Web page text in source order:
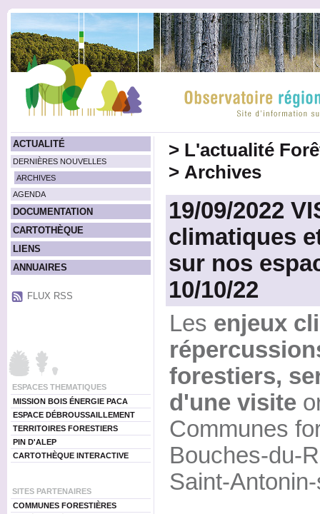
ACTUALITÉ
DERNIÈRES NOUVELLES
ARCHIVES
AGENDA
DOCUMENTATION
CARTOTHÈQUE
LIENS
ANNUAIRES
FLUX RSS
ESPACES THEMATIQUES
MISSION BOIS ÉNERGIE PACA
ESPACE DÉBROUSSAILLEMENT
TERRITOIRES FORESTIERS
PIN D'ALEP
CARTOTHÈQUE INTERACTIVE
SITES PARTENAIRES
COMMUNES FORESTIÈRES
> L'actualité
> Archives
19/09/2022
climatiques
sur nos
10/10/22
Les enjeux
forestiers,
d'une visite
Communes
Bouches-du-
Saint-